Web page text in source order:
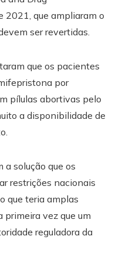
que ampliaram o
ser revertidas.
que os pacientes
por
pílulas abortivas pelo
a disponibilidade de
a solução que os
restrições nacionais
que teria amplas
primeira vez que um
reguladora da